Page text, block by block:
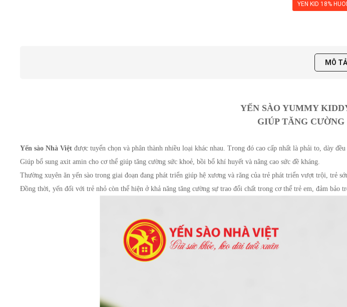
YEN KID 18%
MÔ TẢ
YẾN SÀO YUMMY
GIÚP TĂNG
Yến sào Nhà Việt được tuyển chọn và phân thành nhiều loại khác nhau. Trong đó cao cấp nhất là phải to, dày
Giúp bổ sung axit amin cho cơ thể giúp tăng cường sức khoẻ, bồi bổ khí huyết và nâng cao sức đề kháng.
Thường xuyên ăn yến sào trong giai đoạn đang phát triển giúp hệ xương và răng của trẻ phát triển vượt trội, trẻ
Đồng thời, yến đối với trẻ nhỏ còn thể hiện ở khả năng tăng cường sự trao đổi chất trong cơ thể trẻ em, đảm bảo